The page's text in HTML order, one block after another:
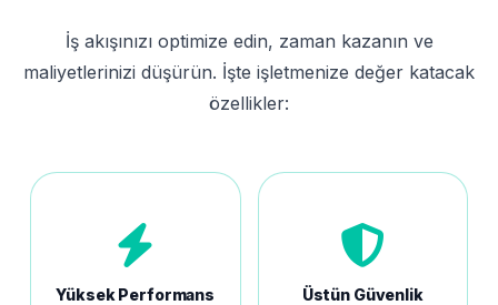
İş akışınızı optimize edin, zaman kazanın ve
maliyetlerinizi düşürün. İşte işletmenize değer katacak
özellikler:
Yüksek Performans Üstün Güvenlik